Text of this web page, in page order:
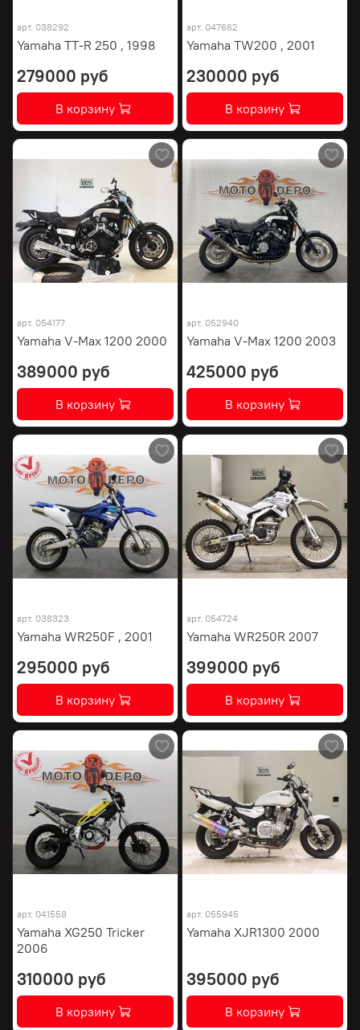
арт. 038292
Yamaha TT-R 250 , 1998
279000 руб
В корзину
арт. 047662
Yamaha TW200 , 2001
230000 руб
В корзину
арт. 054177
Yamaha V-Max 1200 2000
389000 руб
В корзину
арт. 052940
Yamaha V-Max 1200 2003
425000 руб
В корзину
арт. 038323
Yamaha WR250F , 2001
295000 руб
В корзину
арт. 054724
Yamaha WR250R 2007
399000 руб
В корзину
арт. 041558
Yamaha XG250 Tricker
2006
310000 руб
В корзину
арт. 055945
Yamaha XJR1300 2000
395000 руб
В корзину